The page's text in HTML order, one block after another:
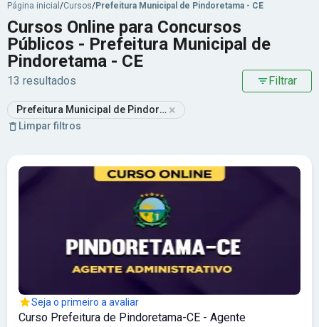
Página inicial /Cursos/Prefeitura Municipal de Pindoretama - CE
Cursos Online para Concursos
Públicos - Prefeitura Municipal de
Pindoretama - CE
13 resultados Filtrar
Prefeitura Municipal de Pindoretama - CE
×
Limpar filtros
Seja o primeiro a avaliar
Curso Prefeitura de Pindoretama-CE - Agente